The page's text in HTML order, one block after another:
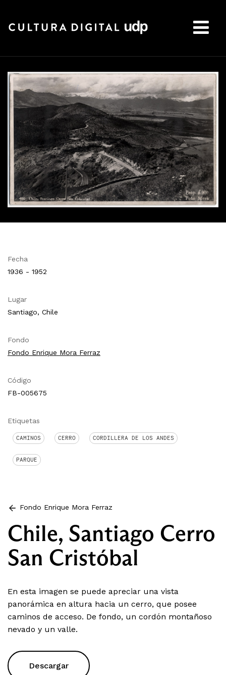
Fecha
1936 - 1952
Lugar
Santiago, Chile
Fondo
Fondo Enrique Mora Ferraz
Código
FB-005675
Etiquetas
CAMINOS CERRO CORDILLERA DE LOS ANDES
PARQUE
Fondo Enrique Mora Ferraz
Chile, Santiago Cerro
San Cristóbal
En esta imagen se puede apreciar una vista
panorámica en altura hacia un cerro, que posee
caminos de acceso. De fondo, un cordón montañoso
nevado y un valle.
Descargar